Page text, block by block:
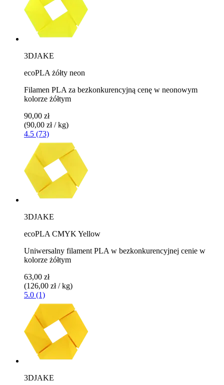
3DJAKE
ecoPLA żółty neon
Filamen PLA za bezkonkurencyjną cenę w neonowym
kolorze żółtym
90,00 zł
(90,00 zł / kg)
4.5 (73)
3DJAKE
ecoPLA CMYK Yellow
Uniwersalny filament PLA w bezkonkurencyjnej cenie w
kolorze żółtym
63,00 zł
(126,00 zł / kg)
5.0 (1)
3DJAKE